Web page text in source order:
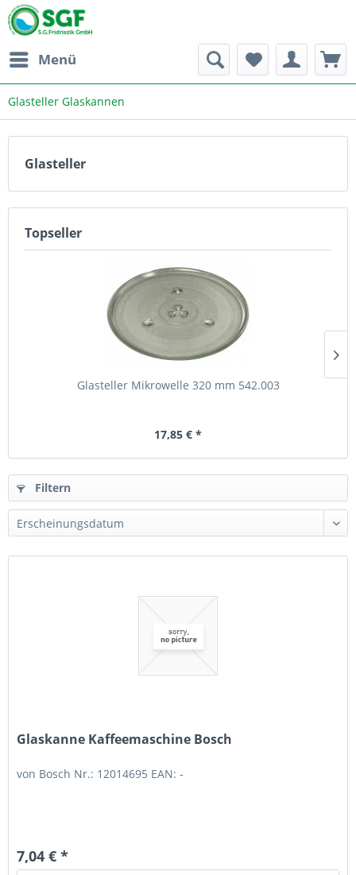
Menü
Glasteller Glaskannen
Glasteller
Topseller
Glasteller Mikrowelle 320 mm 542.003
17,85 € *
Filtern
Glaskanne Kaffeemaschine Bosch
von Bosch Nr.: 12014695 EAN: -
7,04 € *